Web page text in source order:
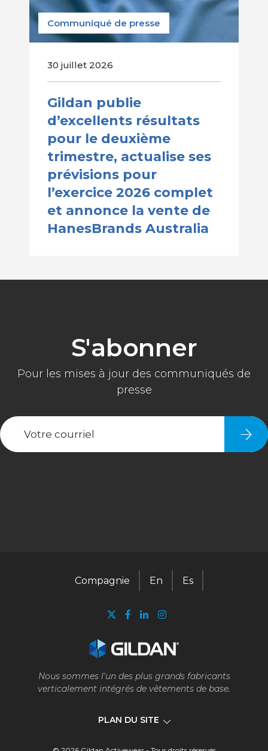
Communiqué de presse
30 juillet 2026
Gildan publie
d’excellents résultats
pour le deuxième
trimestre, actualise ses
prévisions pour
l’exercice 2026 complet
et annonce la vente de
HanesBrands Australia
Nous sommes l'un des plus grands fabricants
verticalement intégrés de vêtements de base.
PLAN DU SITE
Compagnie En Es